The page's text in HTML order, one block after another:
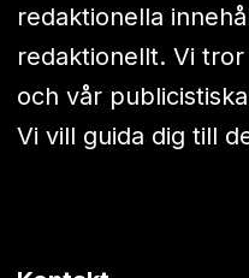
redaktionella
redaktionellt. Vi
och vår
Vi vill guida dig till